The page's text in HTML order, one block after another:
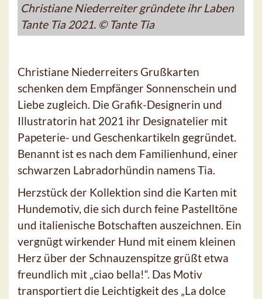
Christiane Niederreiter gründete ihr Laben
Tante Tia 2021. © Tante Tia
Christiane Niederreiters Grußkarten
schenken dem Empfänger Sonnenschein und
Liebe zugleich. Die Grafik-Designerin und
Illustratorin hat 2021 ihr Designatelier mit
Papeterie- und Geschenkartikeln gegründet.
Benannt ist es nach dem Familienhund, einer
schwarzen Labradorhündin namens Tia.
Herzstück der Kollektion sind die Karten mit
Hundemotiv, die sich durch feine Pastelltöne
und italienische Botschaften auszeichnen. Ein
vergnügt wirkender Hund mit einem kleinen
Herz über der Schnauzenspitze grüßt etwa
freundlich mit „ciao bella!“. Das Motiv
transportiert die Leichtigkeit des „La dolce